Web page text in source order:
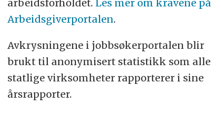
arbeidsforholdet. Les mer om kravene på
Arbeidsgiverportalen.
Avkrysningene i jobbsøkerportalen blir
brukt til anonymisert statistikk som alle
statlige virksomheter rapporterer i sine
årsrapporter.